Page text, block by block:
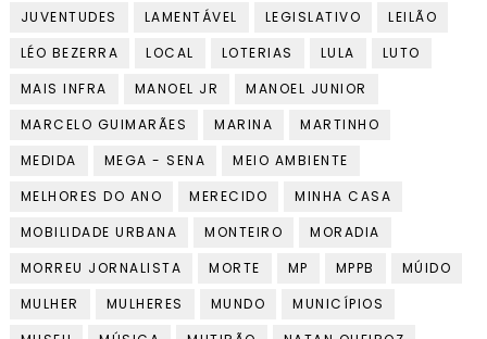
JUVENTUDES
LAMENTÁVEL LEGISLATIVO
LEILÃO
LÉO BEZERRA
LOCAL LOTERIAS LULA
LUTO
MAIS INFRA
MANOEL JR
MANOEL JUNIOR
MARCELO GUIMARÃES
MARINA
MARTINHO
MEDIDA
MEGA - SENA
MEIO AMBIENTE
MELHORES DO ANO
MERECIDO
MINHA CASA
MOBILIDADE URBANA
MONTEIRO
MORADIA
MORREU JORNALISTA
MORTE MP MPPB
MÚIDO
MULHER
MULHERES MUNDO
MUNICÍPIOS